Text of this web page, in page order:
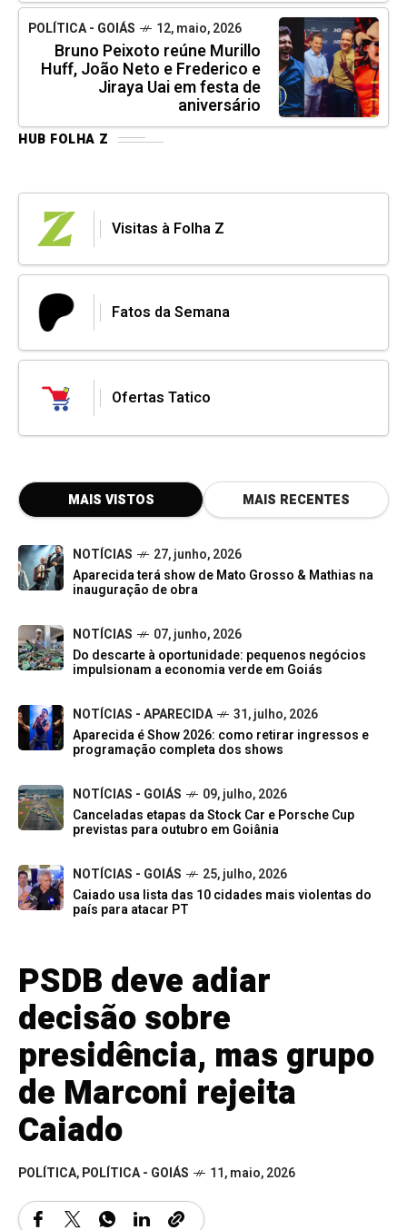
POLÍTICA - GOIÁS 12, maio, 2026
Bruno Peixoto reúne Murillo
Huff, João Neto e Frederico e
Jiraya Uai em festa de
aniversário
HUB FOLHA Z
Visitas à Folha Z
Fatos da Semana
Ofertas Tatico
MAIS VISTOS MAIS RECENTES
NOTÍCIAS
27, junho, 2026
Aparecida terá show de Mato Grosso & Mathias na
inauguração de obra
NOTÍCIAS
07, junho, 2026
Do descarte à oportunidade: pequenos negócios
impulsionam a economia verde em Goiás
NOTÍCIAS - APARECIDA
31, julho, 2026
Aparecida é Show 2026: como retirar ingressos e
programação completa dos shows
NOTÍCIAS - GOIÁS
09, julho, 2026
Canceladas etapas da Stock Car e Porsche Cup
previstas para outubro em Goiânia
NOTÍCIAS - GOIÁS
25, julho, 2026
Caiado usa lista das 10 cidades mais violentas do
país para atacar PT
PSDB deve adiar
decisão sobre
presidência, mas grupo
de Marconi rejeita
Caiado
POLÍTICA,POLÍTICA - GOIÁS 11, maio, 2026